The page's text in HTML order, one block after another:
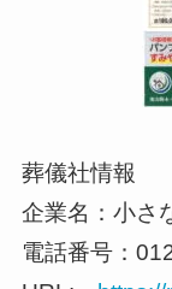
葬儀社情報
企業名：小さ
電話番号：